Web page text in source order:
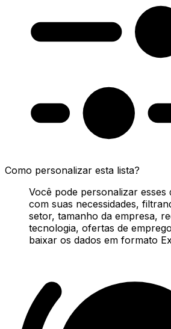
Como personalizar esta lista?
Você pode personalizar esses
com suas necessidades,
setor, tamanho da empresa,
tecnologia, ofertas de
baixar os dados em formato